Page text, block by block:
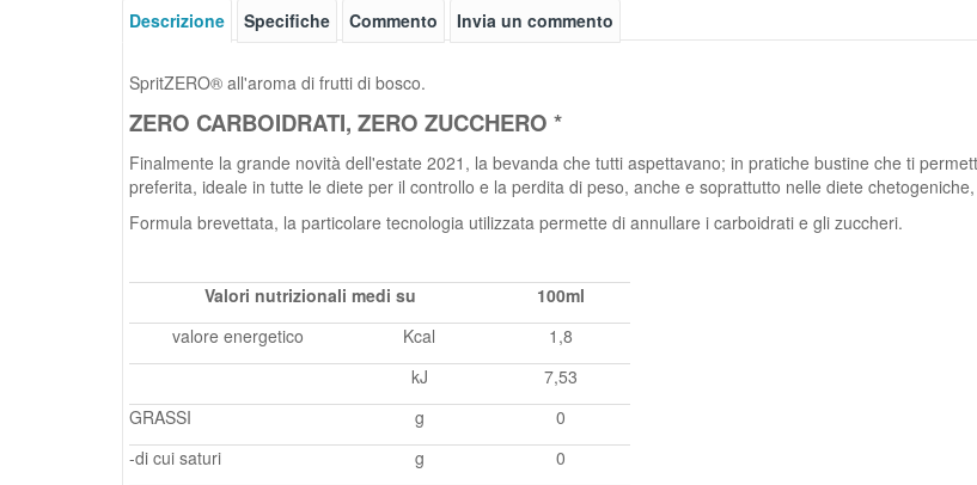
Descrizione Specifiche Commento Invia un commento
SpritZERO® all'aroma di frutti di bosco.
ZERO CARBOIDRATI, ZERO ZUCCHERO *
Finalmente la grande novità dell'estate 2021, la bevanda che tutti aspettavano; in pratiche bustine che ti
preferita, ideale in tutte le diete per il controllo e la perdita di peso, anche e soprattutto nelle diete
Formula brevettata, la particolare tecnologia utilizzata permette di annullare i carboidrati e gli zuccheri.
Valori nutrizionali medi su
100ml
valore energetico
Kcal
1,8
kJ
7,53
GRASSI
g
0
-di cui saturi
g
0